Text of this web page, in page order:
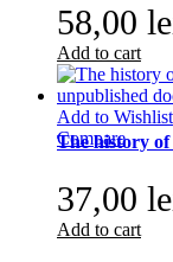
58,00
Add to cart
Add to Wishlist
Compare
The history
37,00
Add to cart